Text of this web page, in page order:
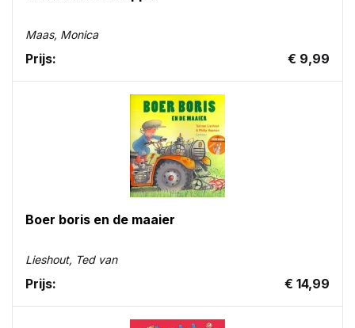
Maas, Monica
Prijs: € 9,99
Boer boris en de maaier
Lieshout, Ted van
Prijs: € 14,99